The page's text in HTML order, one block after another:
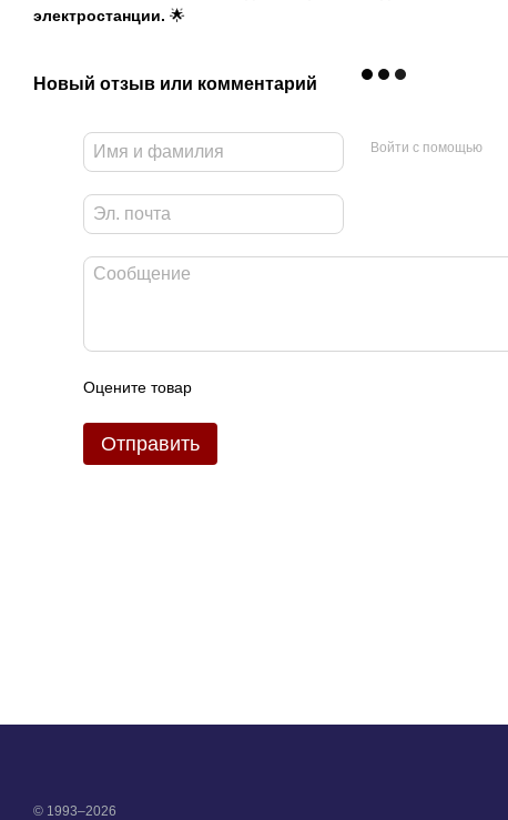
электростанции. 🌟
Новый отзыв или комментарий
Войти с помощью
Оцените товар
Отправить
© 1993–2026